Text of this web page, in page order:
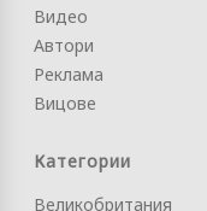
Видео
Автори
Реклама
Вицове
Категории
Великобритания